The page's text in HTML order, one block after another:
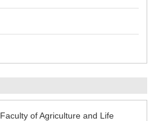
of Agriculture and Life